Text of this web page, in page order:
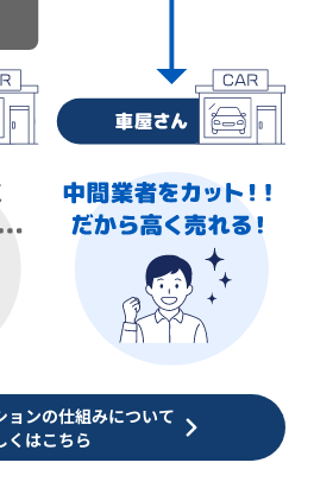
ョンの仕組みについて
くはこちら